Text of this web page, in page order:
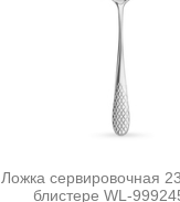
Ложка сервировочная
блистере